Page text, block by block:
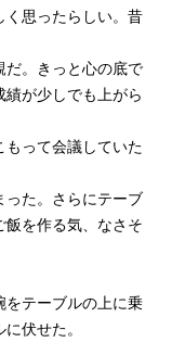
く思ったらしい。昔
だ。きっと心の底で
が少しでも上がら
もって会議していた
った。さらにテーブ
飯を作る気、なさそ
をテーブルの上に乗
伏せた。